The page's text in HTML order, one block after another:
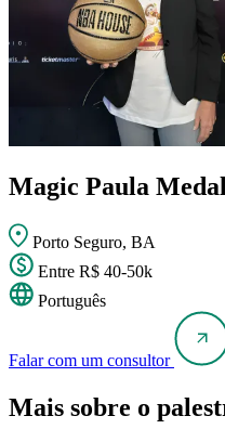
Magic Paula
Porto Seguro, BA
Entre R$ 40-50k
Português
Falar com um consultor
Mais sobre o